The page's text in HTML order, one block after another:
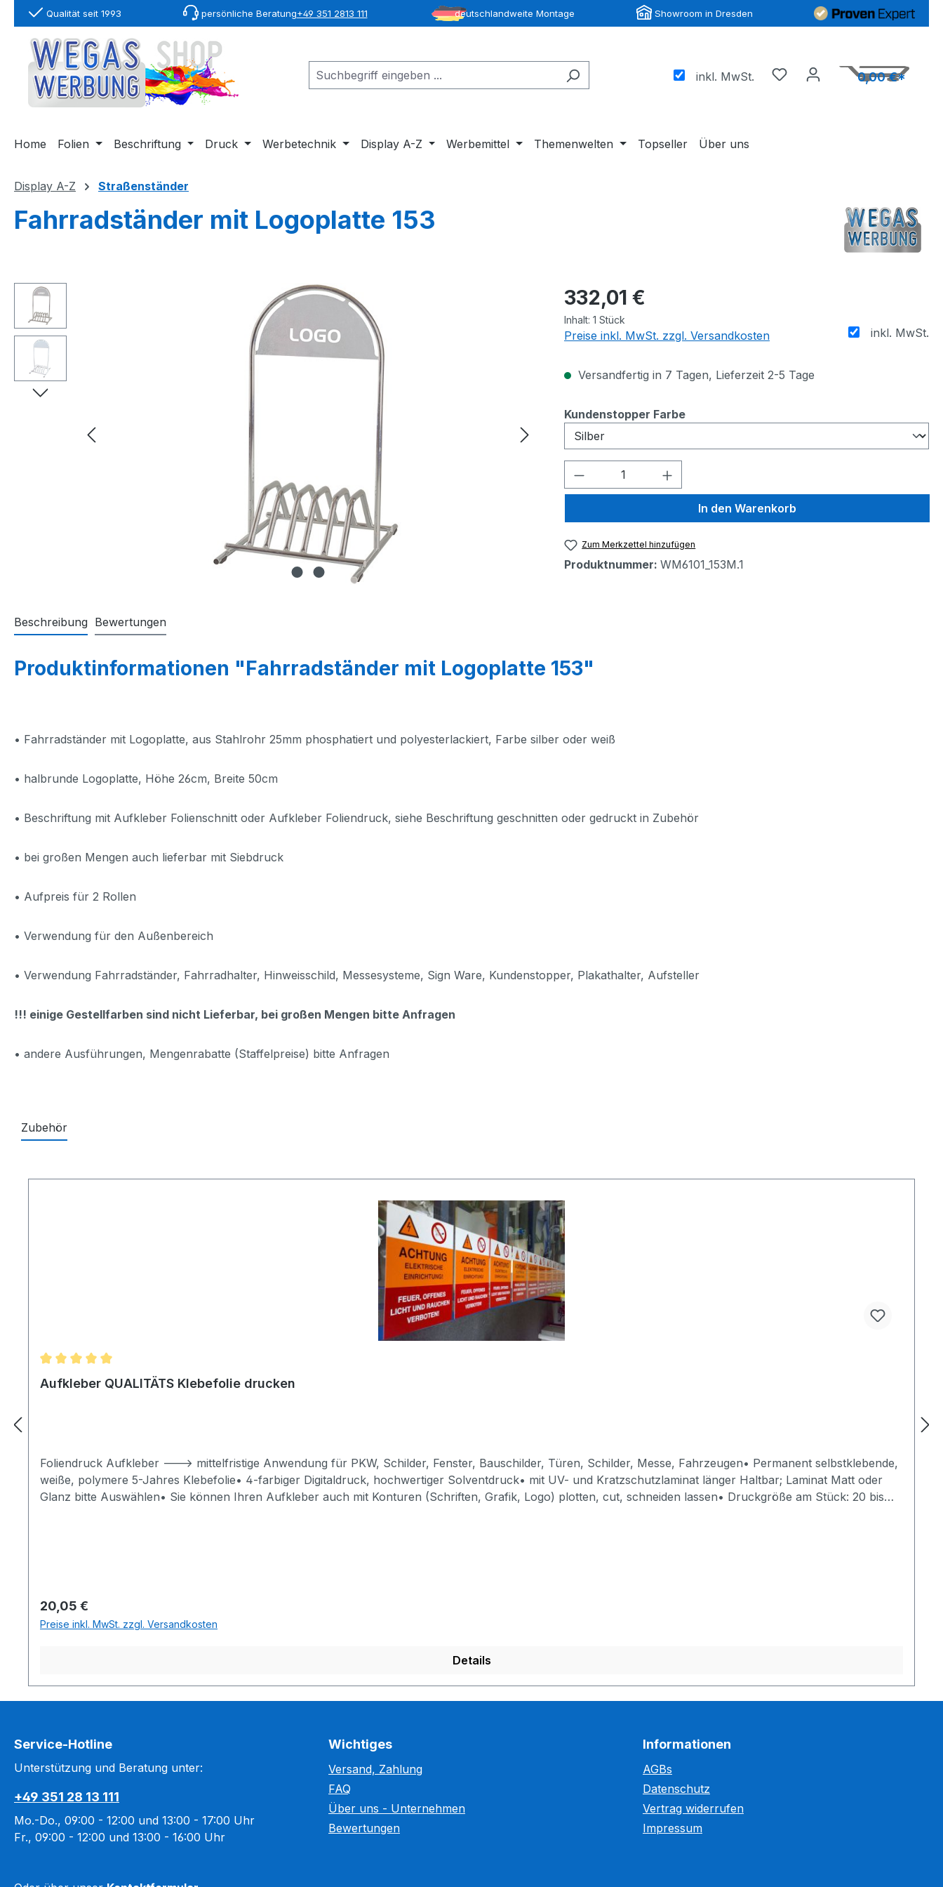
Zur Hauptnavigation springen
Qualität seit 1993 persönliche Beratung+49 351 2813 111 deutschlandweite Montage Showroom in Dresden
inkl. MwSt. 0,00 €*
Home Folien Beschriftung Druck Werbetechnik Display A-Z Werbemittel Themenwelten Topseller Über uns
Display A-Z Straßenständer
Fahrradständer mit Logoplatte 153
Bildergalerie überspringen 332,01 €
Inhalt: 1 Stück
inkl. MwSt.
Preise inkl. MwSt. zzgl. Versandkosten
Versandfertig in 7 Tagen, Lieferzeit 2-5 Tage
Kundenstopper Farbeauswählen
Produkt Anzahl: Gib den gewünschten Wert
In den Warenkorb
Zum Merkzettel hinzufügen
Produktnummer: WM6101_153M.1
Beschreibung Bewertungen
Produktinformationen "Fahrradständer mit Logoplatte 153"
• Fahrradständer mit Logoplatte, aus Stahlrohr 25mm phosphatiert und polyesterlackiert, Farbe silber oder weiß
• halbrunde Logoplatte, Höhe 26cm, Breite 50cm
• Beschriftung mit Aufkleber Folienschnitt oder Aufkleber Foliendruck, siehe Beschriftung geschnitten oder gedruckt in Zubehör
• bei großen Mengen auch lieferbar mit Siebdruck
• Aufpreis für 2 Rollen
• Verwendung für den Außenbereich
• Verwendung Fahrradständer, Fahrradhalter, Hinweisschild, Messesysteme, Sign Ware, Kundenstopper, Plakathalter, Aufsteller
!!! einige Gestellfarben sind nicht Lieferbar, bei großen Mengen bitte Anfragen
• andere Ausführungen, Mengenrabatte (Staffelpreise) bitte Anfragen
Zubehör
Durchschnittliche Bewertung von 5 von 5 Sternen
Aufkleber QUALITÄTS Klebefolie drucken
Foliendruck Aufkleber ---> mittelfristige Anwendung für PKW, Schilder, Fenster, Bauschilder, Türen, Schilder, Messe, Fahrzeugen• Permanent selbstklebende,
weiße, polymere 5-Jahres Klebefolie• 4-farbiger Digitaldruck, hochwertiger Solventdruck• mit UV- und Kratzschutzlaminat länger Haltbar; Laminat Matt oder
Glanz bitte Auswählen• Sie können Ihren Aufkleber auch mit Konturen (Schriften, Grafik, Logo) plotten, cut, schneiden lassen• Druckgröße am Stück: 20 bis
Regulärer Preis:
20,05 €
Preise inkl. MwSt. zzgl. Versandkosten
Details
Service-Hotline
Unterstützung und Beratung unter:
+49 351 28 13 111
Mo.-Do., 09:00 - 12:00 und 13:00 - 17:00 Uhr
Fr., 09:00 - 12:00 und 13:00 - 16:00 Uhr
Wichtiges
Versand, Zahlung
FAQ
Über uns - Unternehmen
Bewertungen
Informationen
AGBs
Datenschutz
Vertrag widerrufen
Impressum